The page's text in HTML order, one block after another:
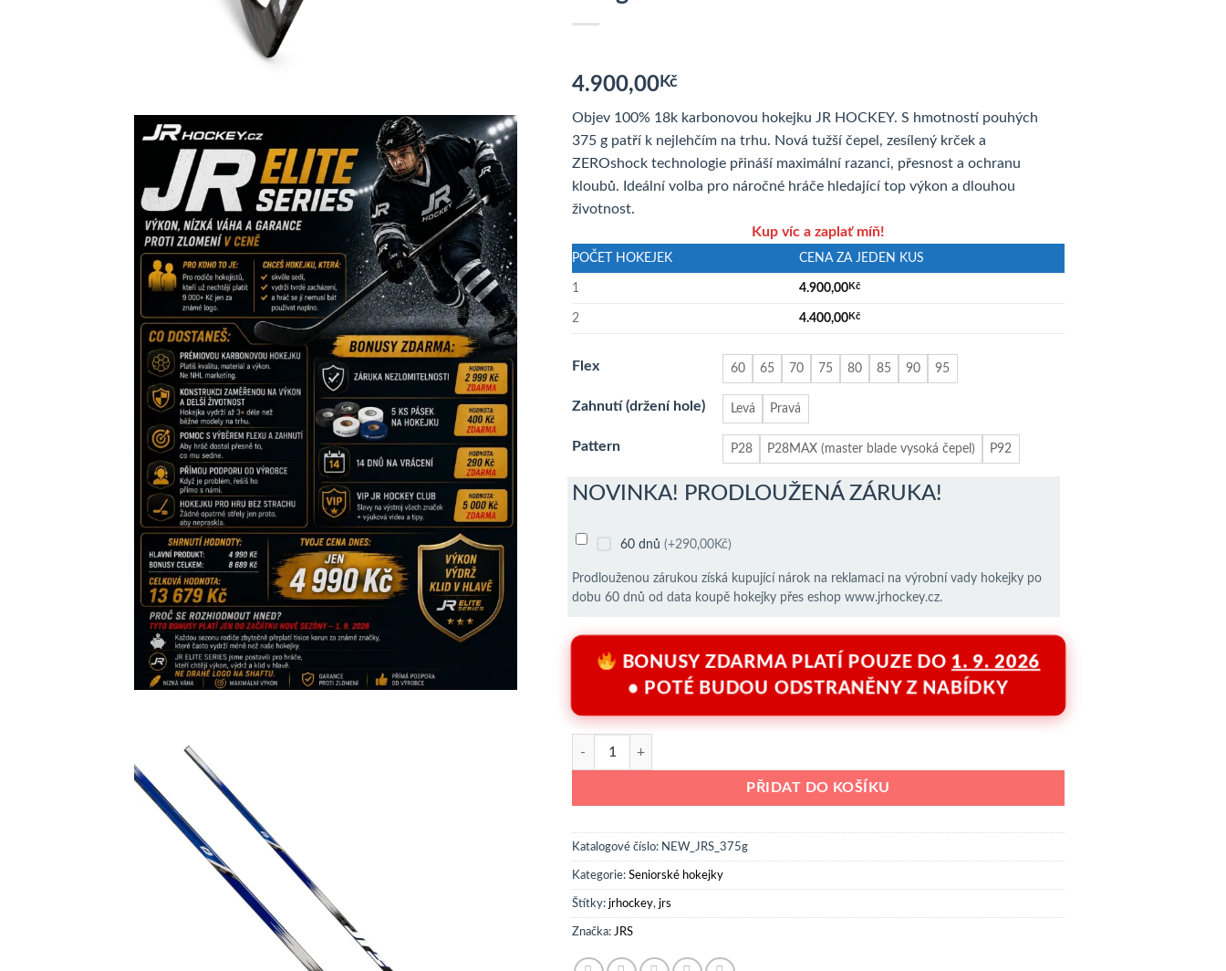
4.900,00Kč
Objev 100% 18k karbonovou hokejku JR HOCKEY. S hmotností pouhých
375 g patří k nejlehčím na trhu. Nová tužší čepel, zesílený krček a
ZEROshock technologie přináší maximální razanci, přesnost a ochranu
kloubů. Ideální volba pro náročné hráče hledající top výkon a dlouhou
životnost.
Kup víc a zaplať míň!
POČET HOKEJEK CENA ZA JEDEN KUS
1 4.900,00Kč
2 4.400,00Kč
Flex 60 65 70 75 80 85 90 95
Zahnutí (držení hole) Levá Pravá
Pattern P28 P28MAX (master blade vysoká čepel) P92
NOVINKA! PRODLOUŽENÁ ZÁRUKA!
60 dnů (+290,00Kč)
Prodlouženou zárukou získá kupující nárok na reklamaci na výrobní vady hokejky po
dobu 60 dnů od data koupě hokejky přes eshop www.jrhockey.cz.
BONUSY ZDARMA PLATÍ POUZE DO1. 9. 2026
• POTÉ BUDOU ODSTRANĚNY Z NABÍDKY
JRS - Seniorská hokejka ELITE SERIES - 375g množství
PŘIDAT DO KOŠÍKU
Katalogové číslo: NEW_JRS_375g
Kategorie: Seniorské hokejky
Štítky: jrhockey, jrs
Značka: JRS